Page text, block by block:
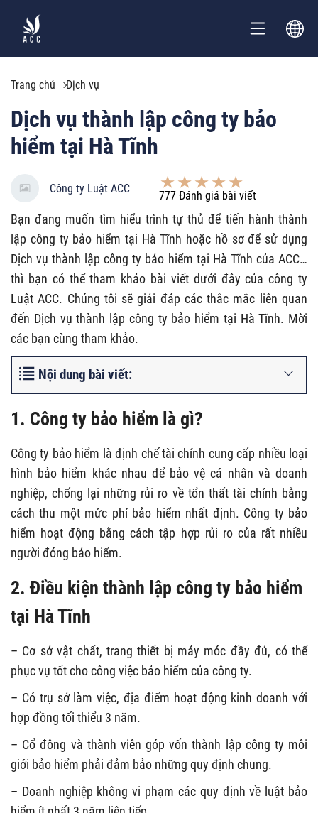
Trang chủ Dịch vụ
Dịch vụ thành lập công ty bảo
hiểm tại Hà Tĩnh
Công ty Luật ACC
777 Đánh giá bài viết
Bạn đang muốn tìm hiểu trình tự thủ để tiến hành thành
lập công ty bảo hiểm tại Hà Tĩnh hoặc hồ sơ để sử dụng
Dịch vụ thành lập công ty bảo hiểm tại Hà Tĩnh của ACC…
thì bạn có thể tham khảo bài viết dưới đây của công ty
Luật ACC. Chúng tôi sẽ giải đáp các thắc mắc liên quan
đến Dịch vụ thành lập công ty bảo hiểm tại Hà Tĩnh. Mời
các bạn cùng tham khảo.
Nội dung bài viết:
1. Công ty bảo hiểm là gì?
Công ty bảo hiểm là định chế tài chính cung cấp nhiều loại
hình bảo hiểm khác nhau để bảo vệ cá nhân và doanh
nghiệp, chống lại những rủi ro về tổn thất tài chính bằng
cách thu một mức phí bảo hiểm nhất định. Công ty bảo
hiểm hoạt động bằng cách tập hợp rủi ro của rất nhiều
người đóng bảo hiểm.
2. Điều kiện thành lập công ty bảo hiểm
tại Hà Tĩnh
– Cơ sở vật chất, trang thiết bị máy móc đầy đủ, có thể
phục vụ tốt cho công việc bảo hiểm của công ty.
– Có trụ sở làm việc, địa điểm hoạt động kinh doanh với
hợp đồng tối thiểu 3 năm.
– Cổ đông và thành viên góp vốn thành lập công ty môi
giới bảo hiểm phải đảm bảo những quy định chung.
– Doanh nghiệp không vi phạm các quy định về luật bảo